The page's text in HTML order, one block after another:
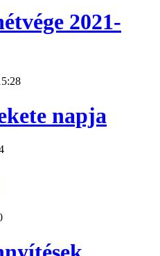
2021-
napja